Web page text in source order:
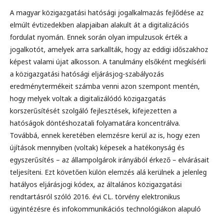
A magyar közigazgatási hatósági jogalkalmazás fejlődése az
elmúlt évtizedekben alapjaiban alakult át a digitalizációs
fordulat nyomán. Ennek során olyan impulzusok érték a
jogalkotót, amelyek arra sarkallták, hogy az eddigi időszakhoz
képest valami újat alkosson. A tanulmány elsőként megkísérli
a közigazgatási hatósági eljárásjog-szabályozás
eredménytermékeit számba venni azon szempont mentén,
hogy melyek voltak a digitalizálódó közigazgatás
korszerűsítését szolgáló fejlesztések, kifejezetten a
hatóságok döntéshozatali folyamatára koncentrálva.
Továbbá, ennek keretében elemzésre kerül az is, hogy ezen
újítások mennyiben (voltak) képesek a hatékonyság és
egyszerűsítés – az állampolgárok irányából érkező – elvárásait
teljesíteni. Ezt követően külön elemzés alá kerülnek a jelenleg
hatályos eljárásjogi kódex, az általános közigazgatási
rendtartásról szóló 2016. évi CL. törvény elektronikus
ügyintézésre és infokommunikációs technológiákon alapuló